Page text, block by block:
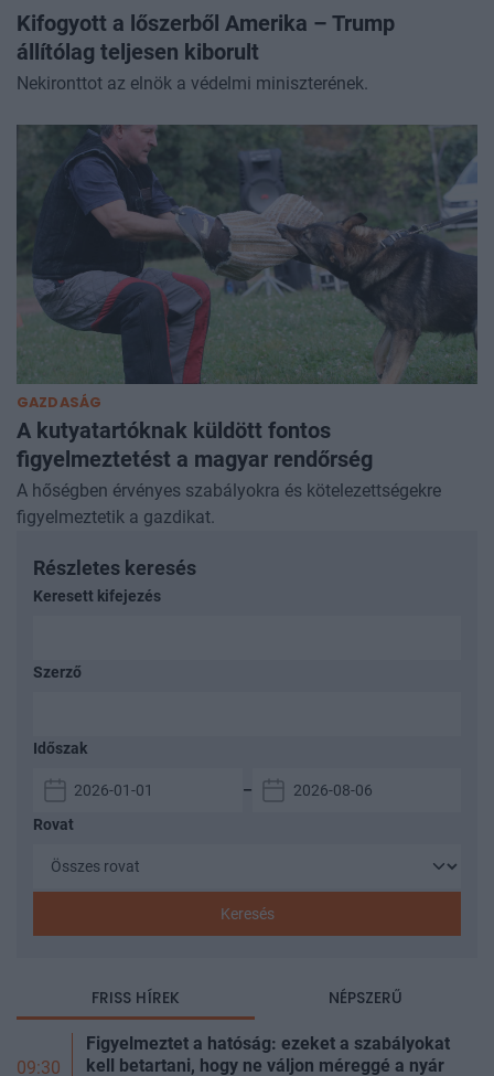
Kifogyott a lőszerből Amerika – Trump
állítólag teljesen kiborult
Nekironttot az elnök a védelmi miniszterének.
GAZDASÁG
A kutyatartóknak küldött fontos
figyelmeztetést a magyar rendőrség
A hőségben érvényes szabályokra és kötelezettségekre
figyelmeztetik a gazdikat.
Részletes keresés
Keresett kifejezés
Szerző
Időszak
–
Rovat
Keresés
FRISS HÍREK NÉPSZERŰ
09:30
Figyelmeztet a hatóság: ezeket a szabályokat
kell betartani, hogy ne váljon méreggé a nyár